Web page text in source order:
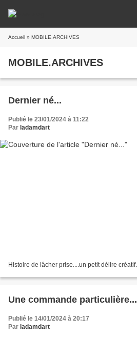
Accueil » MOBILE.ARCHIVES
MOBILE.ARCHIVES
Dernier né...
Publié le 23/01/2024 à 11:22
Par ladamdart
Histoire de lâcher prise....un petit délire créatif.
Une commande particulière...
Publié le 14/01/2024 à 20:17
Par ladamdart